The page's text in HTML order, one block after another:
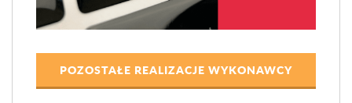
POZOSTAŁE REALIZACJE WYKONAWCY